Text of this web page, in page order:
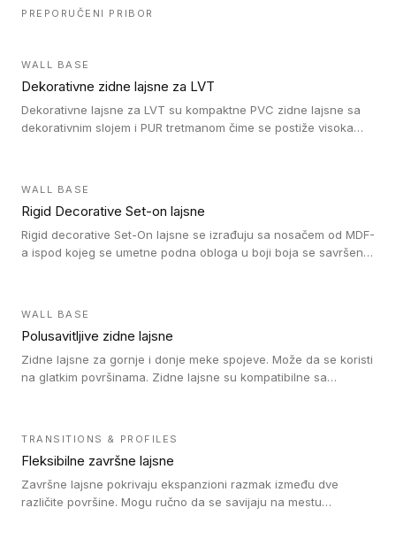
PREPORUČENI PRIBOR
WALL BASE
Dekorativne zidne lajsne za LVT
Dekorativne lajsne za LVT su kompaktne PVC zidne lajsne sa
dekorativnim slojem i PUR tretmanom čime se postiže visoka
WALL BASE
Rigid Decorative Set-on lajsne
Rigid decorative Set-On lajsne se izrađuju sa nosačem od MDF-
a ispod kojeg se umetne podna obloga u boji boja se savršeno
WALL BASE
Polusavitljive zidne lajsne
Zidne lajsne za gornje i donje meke spojeve. Može da se koristi
na glatkim površinama. Zidne lajsne su kompatibilne sa
TRANSITIONS & PROFILES
Fleksibilne završne lajsne
Završne lajsne pokrivaju ekspanzioni razmak između dve
različite površine. Mogu ručno da se savijaju na mestu